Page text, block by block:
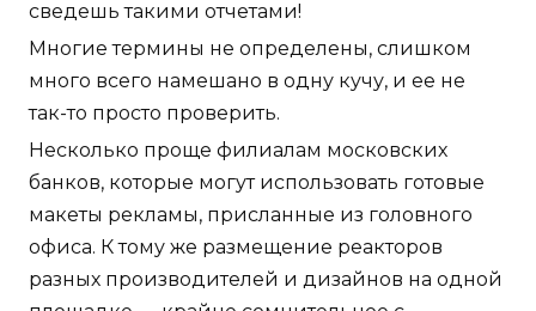
сведешь такими отчетами!
Многие термины не определены, слишком
много всего намешано в одну кучу, и ее не
так-то просто проверить.
Несколько проще филиалам московских
банков, которые могут использовать готовые
макеты рекламы, присланные из головного
офиса. К тому же размещение реакторов
разных производителей и дизайнов на одной